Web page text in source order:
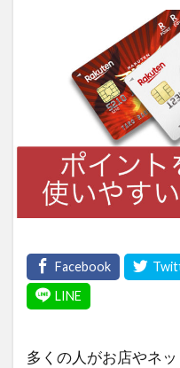
多くの人がお店やネ